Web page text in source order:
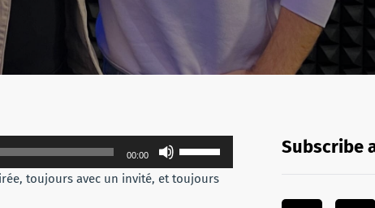
00:00
les
flèches
toujours avec un invité, et toujours
Subscribe